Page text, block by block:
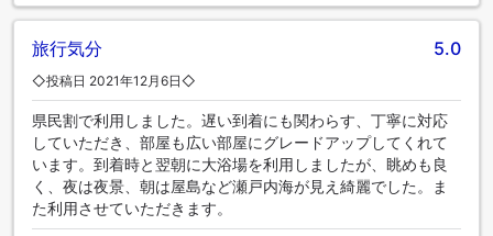
旅行気分 5.0
◇投稿日 2021年12月6日◇
県民割で利用しました。遅い到着にも関わらす、丁寧に対応
していただき、部屋も広い部屋にグレードアップしてくれて
います。到着時と翌朝に大浴場を利用しましたが、眺めも良
く、夜は夜景、朝は屋島など瀬戸内海が見え綺麗でした。ま
た利用させていただきます。